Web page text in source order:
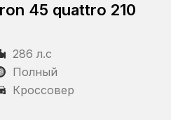
45 quattro 210
286 л.с
Полный
Кроссовер